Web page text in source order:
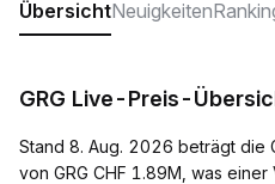
ÜbersichtNeuigkeiten
GRG Live-Preis-
Stand 8. Aug. 2026 beträgt die
von GRG CHF 1.89M, was